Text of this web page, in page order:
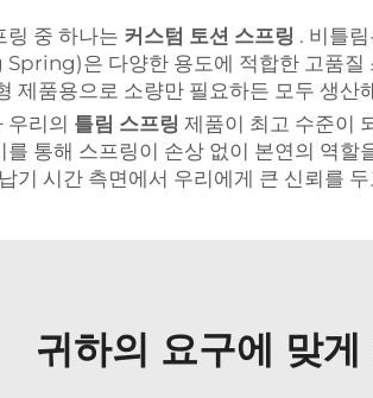
링 중 하나는 커스텀 토션 스프링 . 비틀
은 다양한 용도에 적합한 고품질
제품용으로 소량만 필요하든 모두 생산
우리의 틀림 스프링 제품이 최고 수준이
통해 스프링이 손상 없이 본연의 역
기 시간 측면에서 우리에게 큰 신뢰를
귀하의 요구에 맞